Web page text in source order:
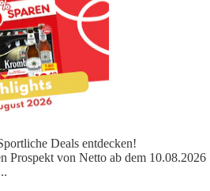
Deals entdecken!
Prospekt von Netto ab dem 10.08.2026